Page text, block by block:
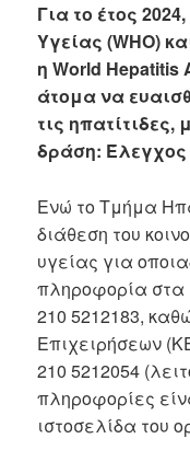
Για το έτος
Υγείας (WHO)
ηWorld Hepatitis
άτομα να
τις
δράση:
Ενώ το Τμήμα
διάθεση του
υγείας για
πληροφορία στα
210 5212183,
Επιχειρήσεων
210 5212054
πληροφορίες
ιστοσελίδα του